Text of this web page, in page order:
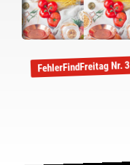
FehlerFindFreitag Nr. 3